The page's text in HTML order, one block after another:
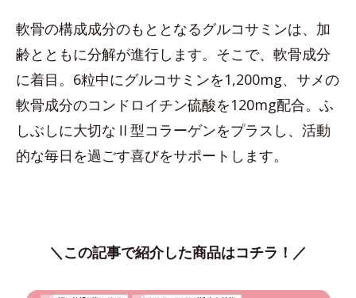
軟骨の構成成分のもととなるグルコサミンは、加
齢とともに分解が進行します。そこで、軟骨成分
に着目。6粒中にグルコサミンを1,200mg、サメの
軟骨成分のコンドロイチン硫酸を120mg配合。ふ
しぶしに大切なⅡ型コラーゲンをプラスし、活動
的な毎日を過ごす喜びをサポートします。
＼この記事で紹介した商品はコチラ！／